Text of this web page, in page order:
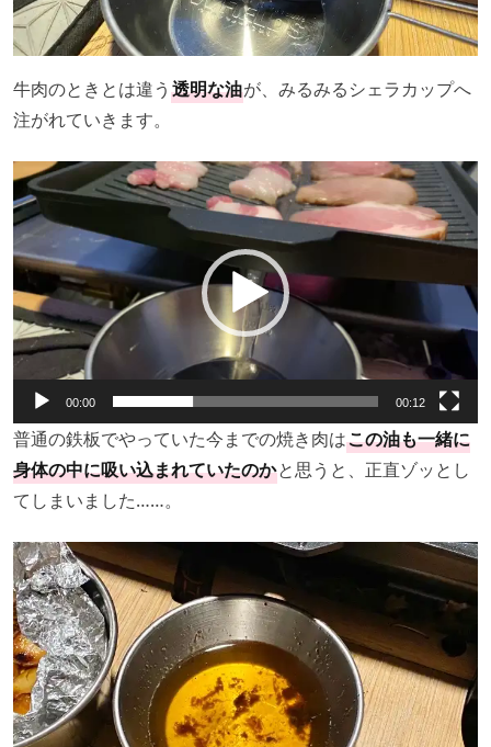
牛肉のときとは違う 透明な油が、みるみるシェラカップへ
注がれていきます。
動
画
プ
レ
ー
ヤ
ー
00:00 00:12
普通の鉄板でやっていた今までの焼き肉はこの油も一緒に
身体の中に吸い込まれていたのかと思うと、正直ゾッとし
てしまいました……。